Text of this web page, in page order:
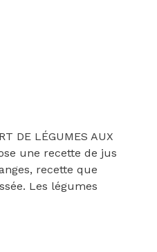
DE LÉGUMES AUX
une recette de jus
recette que
Les légumes